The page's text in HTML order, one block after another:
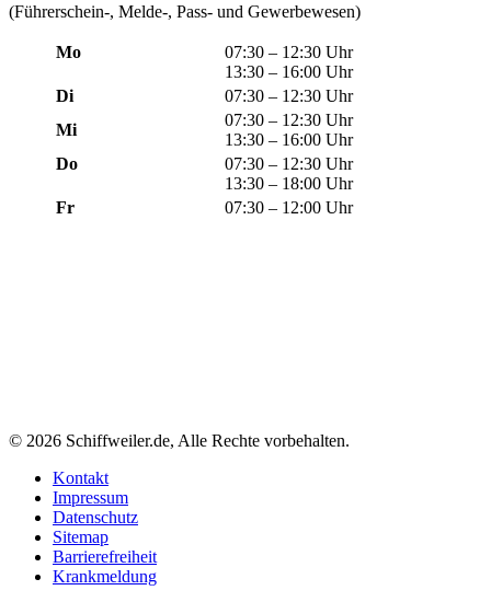
(Führerschein-, Melde-, Pass- und Gewerbewesen)
Mo
07:30 – 12:30 Uhr
13:30 – 16:00 Uhr
Di
07:30 – 12:30 Uhr
Mi
07:30 – 12:30 Uhr
13:30 – 16:00 Uhr
Do
07:30 – 12:30 Uhr
13:30 – 18:00 Uhr
Fr
07:30 – 12:00 Uhr
© 2026 Schiffweiler.de, Alle Rechte vorbehalten.
Kontakt
Impressum
Datenschutz
Sitemap
Barrierefreiheit
Krankmeldung